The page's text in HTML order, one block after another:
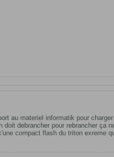
au materiel informatik pour
debrancher pour rebrancher ça
compact flash du triton exreme